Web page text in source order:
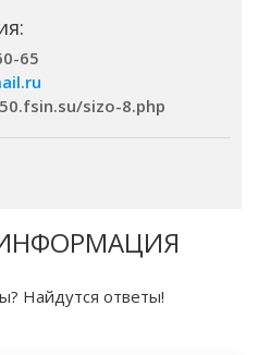
65
sizo-8.php
Найдутся ответы!